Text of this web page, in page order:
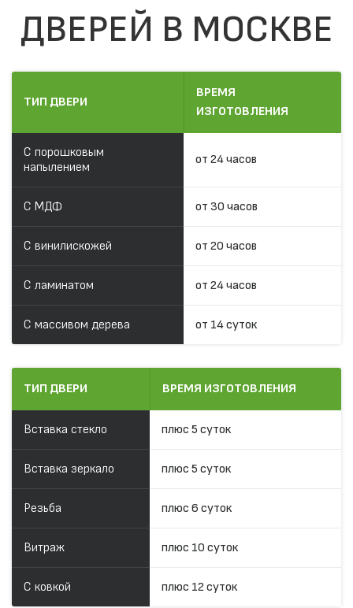
ДВЕРЕЙ В МОСКВЕ
ТИП ДВЕРИ
ВРЕМЯ
ИЗГОТОВЛЕНИЯ
С порошковым
напылением
от 24 часов
С МДФ от 30 часов
С винилискожей от 20 часов
С ламинатом от 24 часов
С массивом дерева от 14 суток
ТИП ДВЕРИ ВРЕМЯ ИЗГОТОВЛЕНИЯ
Вставка стекло плюс 5 суток
Вставка зеркало плюс 5 суток
Резьба плюс 6 суток
Витраж плюс 10 суток
С ковкой плюс 12 суток